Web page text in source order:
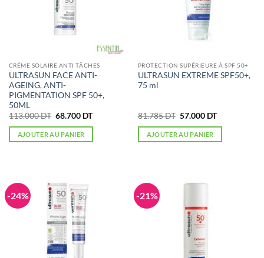
CRÉME SOLAIRE ANTI TÂCHES
ULTRASUN FACE ANTI-
AGEING, ANTI-
PIGMENTATION SPF 50+,
50ML
113.000DT Le
initial
était :
68.700 DTLe
actuel
AJOUTER AU PANIER
PROTECTION SUPÉRIEURE À SPF 50+
ULTRASUN EXTREME SPF50+,
75 ml
81.785DT Le
initial
était :
57.000 DTLe
actuel
AJOUTER AU PANIER
-24% -21%